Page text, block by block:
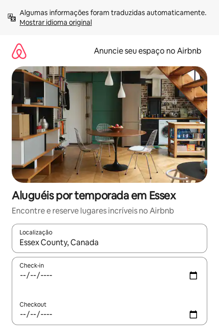
para
Mostrar idioma original
Anuncie seu espaço no Airbnb
Aluguéis por temporada em Essex
Encontre e reserve lugares incríveis no Airbnb
Localização
Quando os resultados estiverem disponíveis, explore-os
Check-in
Checkout